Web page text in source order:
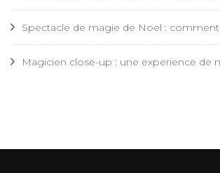
Spectacle de magie de Noel :
Magicien close-up : une experience de